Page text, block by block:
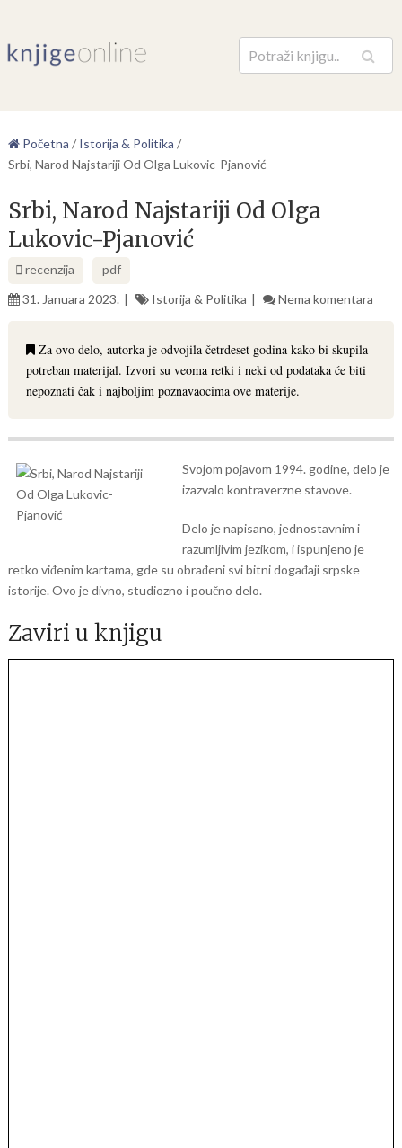
Pretraga
Početna / Istorija & Politika /
Srbi, Narod Najstariji Od Olga Lukovic-Pjanović
Srbi, Narod Najstariji Od Olga
Lukovic-Pjanović
recenzija
pdf
31. Januara 2023.
Istorija & Politika Nema komentara
Za ovo delo, autorka je odvojila četrdeset godina kako bi skupila
potreban materijal. Izvori su veoma retki i neki od podataka će biti
nepoznati čak i najboljim poznavaocima ove materije.
Svojom pojavom 1994. godine, delo je
izazvalo kontraverzne stavove.
Delo je napisano, jednostavnim i
razumljivim jezikom, i ispunjeno je
retko viđenim kartama, gde su obrađeni svi bitni događaji srpske
istorije. Ovo je divno, studiozno i poučno delo.
Zaviri u knjigu